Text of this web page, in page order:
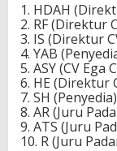
1. HDAH
2. RF (Direktur
3. IS (Direktur
4. YAB
5. ASY (CV Ega
6. HE (Direktur
7. SH (Penyedia)
8. AR (Juru
9. ATS (Juru
10. R (Juru